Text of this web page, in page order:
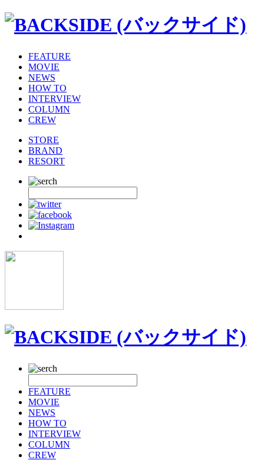
FEATURE
MOVIE
NEWS
HOW TO
INTERVIEW
COLUMN
CREW
STORE
BRAND
RESORT
FEATURE
MOVIE
NEWS
HOW TO
INTERVIEW
COLUMN
CREW